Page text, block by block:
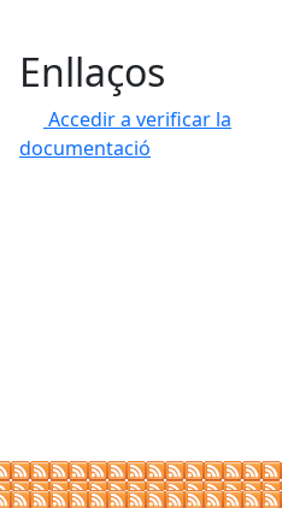
Enllaços
Accedir a verificar la
documentació